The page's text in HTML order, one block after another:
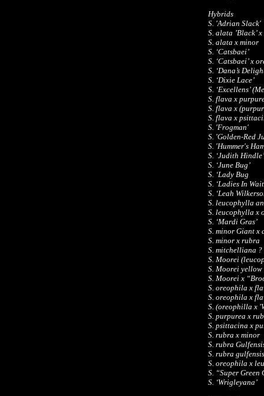
Hybrids
S. 'Adrian Slack'
S. alata ’Black’ x
S. alata x minor
S. ‘Catsbaei’
S. ‘Catsbaei’ x
S. ‘Dana’s
S. ‘Dixie Lace’
S. ‘Excellens’
S. flava x
S. flava x
S. flava x
S. 'Frogman'
S. 'Golden-Red
S. 'Hummer's
S. ‘Judith Hindle’
S. ‘June Bug’
S. ‘Lady Bug
S. ‘Ladies In
S. ‘Leah
S. leucophylla
S. leucophylla x
S. ‘Mardi Gras’
S. minor Giant x
S. minor x rubra
S. mitchelliana ?
S. Moorei
S. Moorei
S. Moorei x
S. oreophila x
S. oreophila x
S. (oreophilla x
S. purpurea x
S. psittacina x
S. rubra x minor
S. rubra
S. rubra
S. oreophila x
S. “Super Green
S. ‘Wrigleyana’